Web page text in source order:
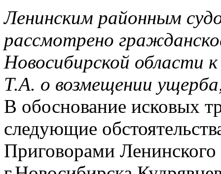
Ленинским районным
рассмотрено
Новосибирской области
Т.А. о возмещении
В обоснование исковых
следующие
Приговорами Ленинского